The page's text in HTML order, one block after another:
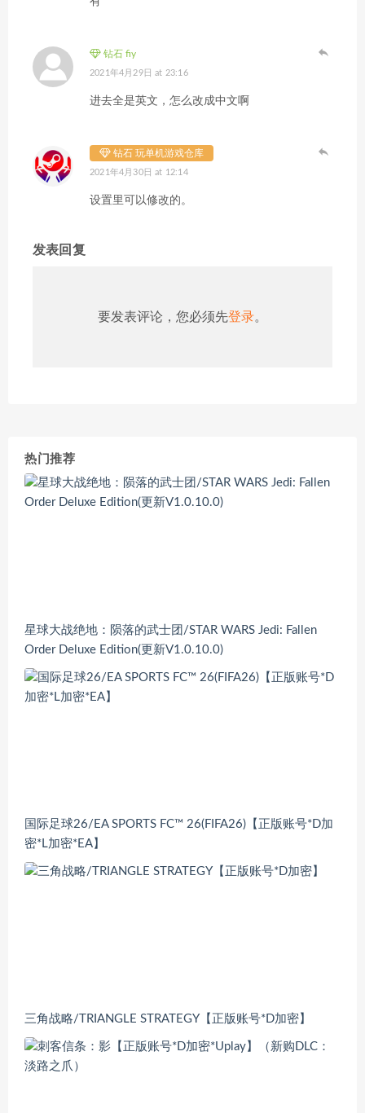
钻石 fiy
2021年4月29日 at 23:16
进去全是英文，怎么改成中文啊
钻石 玩单机游戏仓库
2021年4月30日 at 12:14
设置里可以修改的。
发表回复
要发表评论，您必须先登录。
热门推荐
星球大战绝地：陨落的武士团/STAR WARS Jedi: Fallen
Order Deluxe Edition(更新V1.0.10.0)
国际足球26/EA SPORTS FC™ 26(FIFA26)【正版账号*D加
密*L加密*EA】
三角战略/TRIANGLE STRATEGY【正版账号*D加密】